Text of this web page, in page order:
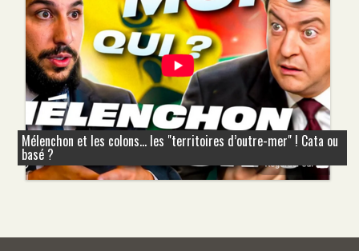
Mélenchon et les colons... les "territoires d’outre-mer" ! Cata ou
basé ?